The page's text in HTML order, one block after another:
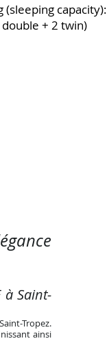
(sleeping capacity):
double + 2 twin)
à Saint-
Tropez.
ainsi